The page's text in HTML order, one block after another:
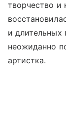
творчество и
и длительных
неожиданно
артистка.